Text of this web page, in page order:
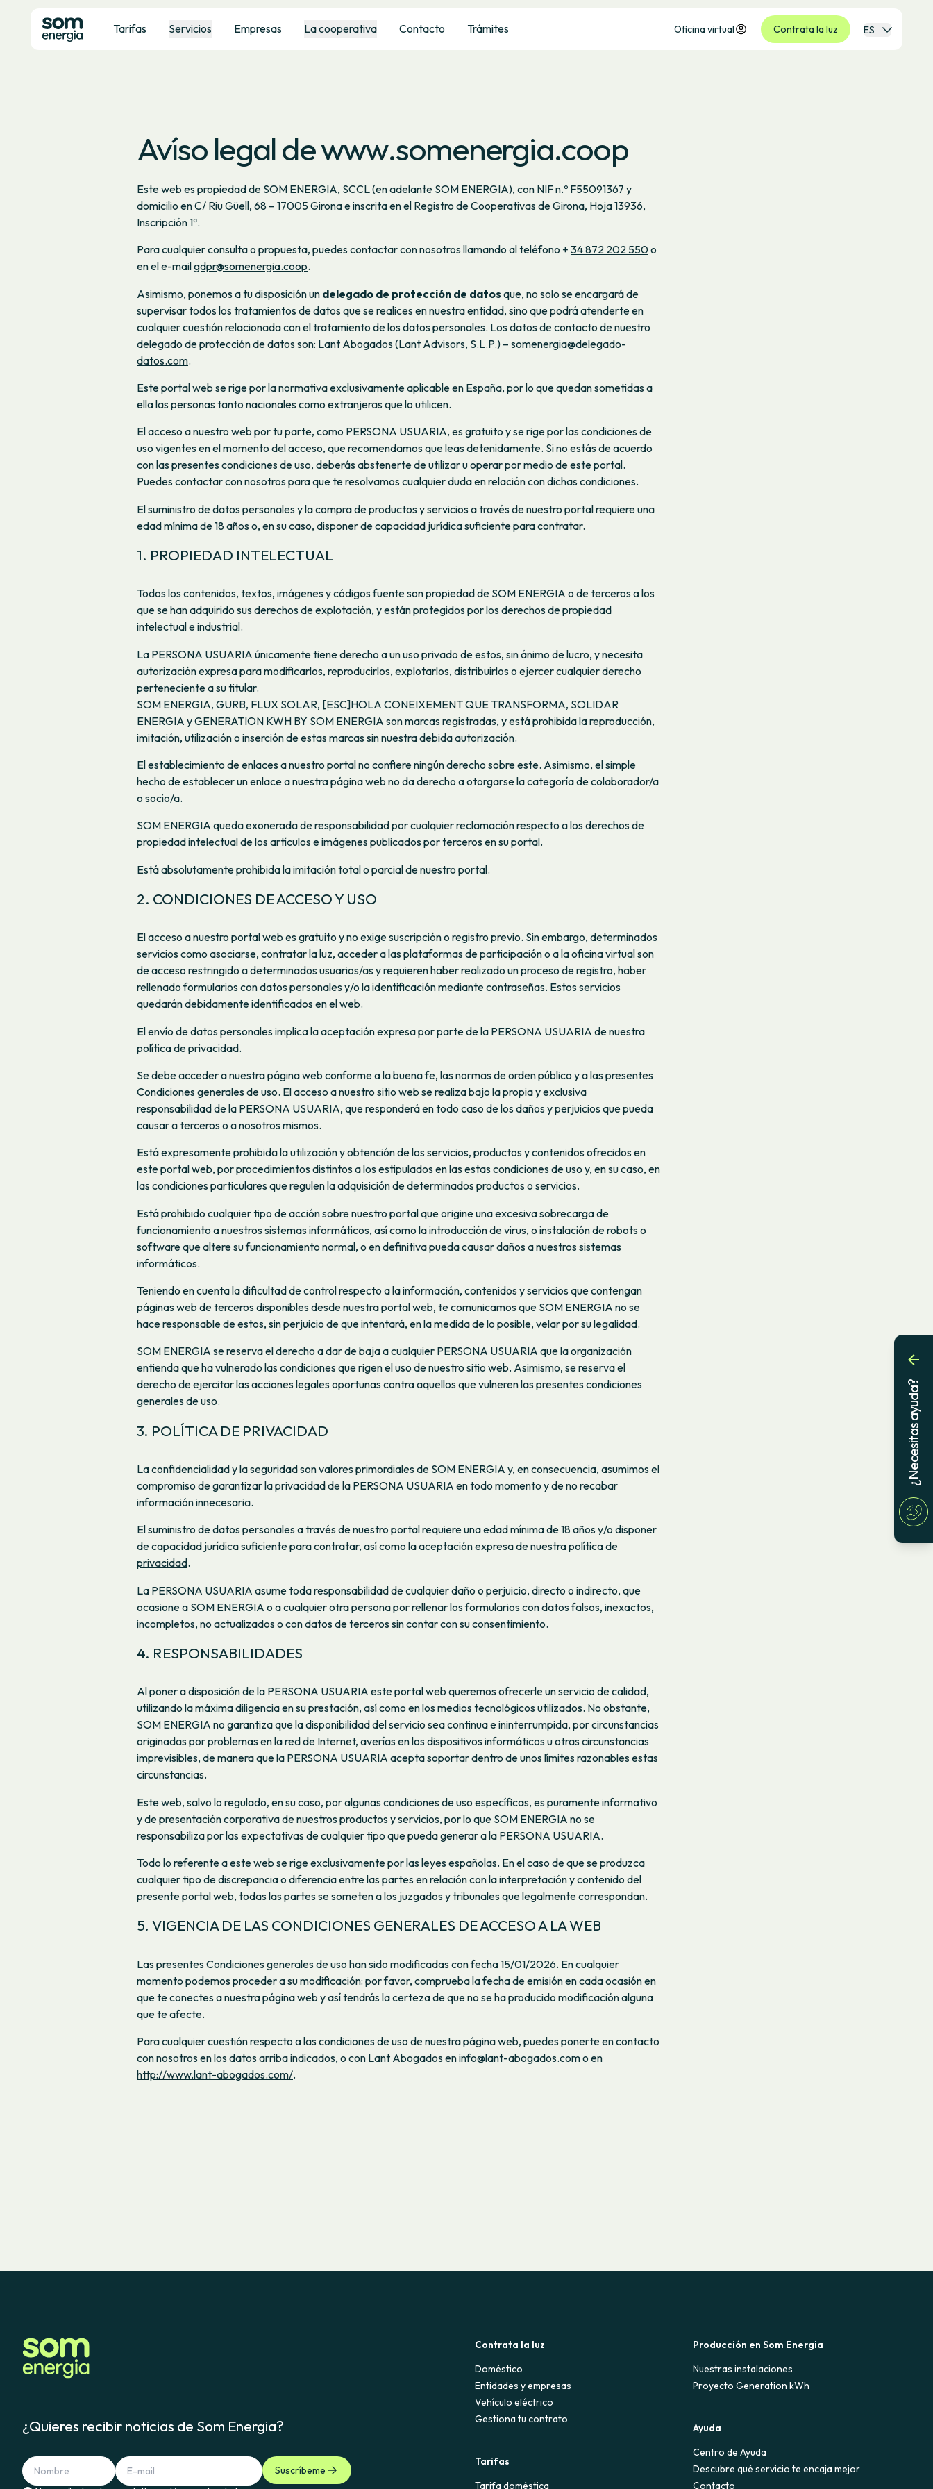
Tarifas Servicios Empresas La cooperativa Contacto Trámites Oficina virtual Contrata la luz ES
Avíso legal de www.somenergia.coop
Este web es propiedad de SOM ENERGIA, SCCL (en adelante SOM ENERGIA), con NIF n.º F55091367 y
domicilio en C/ Riu Güell, 68 – 17005 Girona e inscrita en el Registro de Cooperativas de Girona, Hoja 13936,
Inscripción 1ª.
Para cualquier consulta o propuesta, puedes contactar con nosotros llamando al teléfono + 34 872 202 550o
en el e-mailgdpr@somenergia.coop.
Asimismo, ponemos a tu disposición un delegado de protección de datos que, no solo se encargará de
supervisar todos los tratamientos de datos que se realices en nuestra entidad, sino que podrá atenderte en
cualquier cuestión relacionada con el tratamiento de los datos personales. Los datos de contacto de nuestro
delegado de protección de datos son: Lant Abogados (Lant Advisors, S.L.P.) – somenergia@delegado-
datos.com.
Este portal web se rige por la normativa exclusivamente aplicable en España, por lo que quedan sometidas a
ella las personas tanto nacionales como extranjeras que lo utilicen.
El acceso a nuestro web por tu parte, como PERSONA USUARIA, es gratuito y se rige por las condiciones de
uso vigentes en el momento del acceso, que recomendamos que leas detenidamente. Si no estás de acuerdo
con las presentes condiciones de uso, deberás abstenerte de utilizar u operar por medio de este portal.
Puedes contactar con nosotros para que te resolvamos cualquier duda en relación con dichas condiciones.
El suministro de datos personales y la compra de productos y servicios a través de nuestro portal requiere una
edad mínima de 18 años o, en su caso, disponer de capacidad jurídica suficiente para contratar.
1. PROPIEDAD INTELECTUAL
Todos los contenidos, textos, imágenes y códigos fuente son propiedad de SOM ENERGIA o de terceros a los
que se han adquirido sus derechos de explotación, y están protegidos por los derechos de propiedad
intelectual e industrial.
La PERSONA USUARIA únicamente tiene derecho a un uso privado de estos, sin ánimo de lucro, y necesita
autorización expresa para modificarlos, reproducirlos, explotarlos, distribuirlos o ejercer cualquier derecho
perteneciente a su titular.
SOM ENERGIA, GURB, FLUX SOLAR, [ESC]HOLA CONEIXEMENT QUE TRANSFORMA, SOLIDAR
ENERGIA y GENERATION KWH BY SOM ENERGIA son marcas registradas, y está prohibida la reproducción,
imitación, utilización o inserción de estas marcas sin nuestra debida autorización.
El establecimiento de enlaces a nuestro portal no confiere ningún derecho sobre este. Asimismo, el simple
hecho de establecer un enlace a nuestra página web no da derecho a otorgarse la categoría de colaborador/a
o socio/a.
SOM ENERGIA queda exonerada de responsabilidad por cualquier reclamación respecto a los derechos de
propiedad intelectual de los artículos e imágenes publicados por terceros en su portal.
Está absolutamente prohibida la imitación total o parcial de nuestro portal.
2. CONDICIONES DE ACCESO Y USO
El acceso a nuestro portal web es gratuito y no exige suscripción o registro previo. Sin embargo, determinados
servicios como asociarse, contratar la luz, acceder a las plataformas de participación o a la oficina virtual son
de acceso restringido a determinados usuarios/as y requieren haber realizado un proceso de registro, haber
rellenado formularios con datos personales y/o la identificación mediante contraseñas. Estos servicios
quedarán debidamente identificados en el web.
El envío de datos personales implica la aceptación expresa por parte de la PERSONA USUARIA de nuestra
política de privacidad.
Se debe acceder a nuestra página web conforme a la buena fe, las normas de orden público y a las presentes
Condiciones generales de uso. El acceso a nuestro sitio web se realiza bajo la propia y exclusiva
responsabilidad de la PERSONA USUARIA, que responderá en todo caso de los daños y perjuicios que pueda
causar a terceros o a nosotros mismos.
Está expresamente prohibida la utilización y obtención de los servicios, productos y contenidos ofrecidos en
este portal web, por procedimientos distintos a los estipulados en las estas condiciones de uso y, en su caso, en
las condiciones particulares que regulen la adquisición de determinados productos o servicios.
Está prohibido cualquier tipo de acción sobre nuestro portal que origine una excesiva sobrecarga de
funcionamiento a nuestros sistemas informáticos, así como la introducción de virus, o instalación de robots o
software que altere su funcionamiento normal, o en definitiva pueda causar daños a nuestros sistemas
informáticos.
Teniendo en cuenta la dificultad de control respecto a la información, contenidos y servicios que contengan
páginas web de terceros disponibles desde nuestra portal web, te comunicamos que SOM ENERGIA no se
hace responsable de estos, sin perjuicio de que intentará, en la medida de lo posible, velar por su legalidad.
SOM ENERGIA se reserva el derecho a dar de baja a cualquier PERSONA USUARIA que la organización
entienda que ha vulnerado las condiciones que rigen el uso de nuestro sitio web. Asimismo, se reserva el
derecho de ejercitar las acciones legales oportunas contra aquellos que vulneren las presentes condiciones
generales de uso.
3. POLÍTICA DE PRIVACIDAD
La confidencialidad y la seguridad son valores primordiales de SOM ENERGIA y, en consecuencia, asumimos el
compromiso de garantizar la privacidad de la PERSONA USUARIA en todo momento y de no recabar
información innecesaria.
El suministro de datos personales a través de nuestro portal requiere una edad mínima de 18 años y/o disponer
de capacidad jurídica suficiente para contratar, así como la aceptación expresa de nuestrapolítica de
privacidad.
La PERSONA USUARIA asume toda responsabilidad de cualquier daño o perjuicio, directo o indirecto, que
ocasione a SOM ENERGIA o a cualquier otra persona por rellenar los formularios con datos falsos, inexactos,
incompletos, no actualizados o con datos de terceros sin contar con su consentimiento.
4. RESPONSABILIDADES
Al poner a disposición de la PERSONA USUARIA este portal web queremos ofrecerle un servicio de calidad,
utilizando la máxima diligencia en su prestación, así como en los medios tecnológicos utilizados. No obstante,
SOM ENERGIA no garantiza que la disponibilidad del servicio sea continua e ininterrumpida, por circunstancias
originadas por problemas en la red de Internet, averías en los dispositivos informáticos u otras circunstancias
imprevisibles, de manera que la PERSONA USUARIA acepta soportar dentro de unos límites razonables estas
circunstancias.
Este web, salvo lo regulado, en su caso, por algunas condiciones de uso específicas, es puramente informativo
y de presentación corporativa de nuestros productos y servicios, por lo que SOM ENERGIA no se
responsabiliza por las expectativas de cualquier tipo que pueda generar a la PERSONA USUARIA.
Todo lo referente a este web se rige exclusivamente por las leyes españolas. En el caso de que se produzca
cualquier tipo de discrepancia o diferencia entre las partes en relación con la interpretación y contenido del
presente portal web, todas las partes se someten a los juzgados y tribunales que legalmente correspondan.
5. VIGENCIA DE LAS CONDICIONES GENERALES DE ACCESO A LA WEB
Las presentes Condiciones generales de uso han sido modificadas con fecha 15/01/2026. En cualquier
momento podemos proceder a su modificación: por favor, comprueba la fecha de emisión en cada ocasión en
que te conectes a nuestra página web y así tendrás la certeza de que no se ha producido modificación alguna
que te afecte.
Para cualquier cuestión respecto a las condiciones de uso de nuestra página web, puedes ponerte en contacto
con nosotros en los datos arriba indicados, o con Lant Abogados eninfo@lant-abogados.como en
http://www.lant-abogados.com/.
¿Quieres recibir noticias de Som Energia?
Suscríbeme
Contrata la luz
Doméstico
Entidades y empresas
Vehículo eléctrico
Gestiona tu contrato
Tarifas
Tarifa doméstica
Producción en Som Energia
Nuestras instalaciones
Proyecto Generation kWh
Ayuda
Centro de Ayuda
Descubre qué servicio te encaja mejor
Contacto
¿Necesitas ayuda?